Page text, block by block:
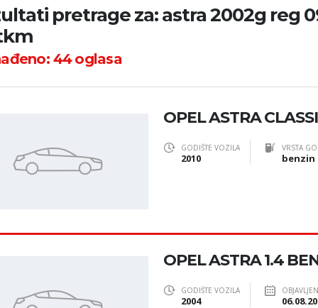
pretrage za: astra 2002g reg
44oglasa
OPEL ASTRA
GODIŠTE VOZILA
2010
VRSTA
benzin
OPEL ASTRA 1.4
GODIŠTE VOZILA
2004